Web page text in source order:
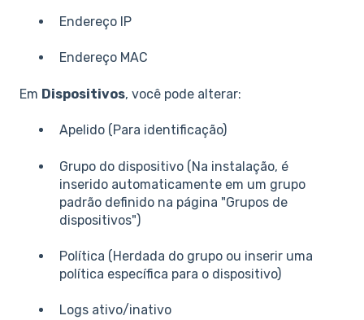
Endereço IP
Endereço MAC
Em Dispositivos, você pode alterar:
Apelido (Para identificação)
Grupo do dispositivo (Na instalação, é
inserido automaticamente em um grupo
padrão definido na página "Grupos de
dispositivos")
Política (Herdada do grupo ou inserir uma
política específica para o dispositivo)
Logs ativo/inativo